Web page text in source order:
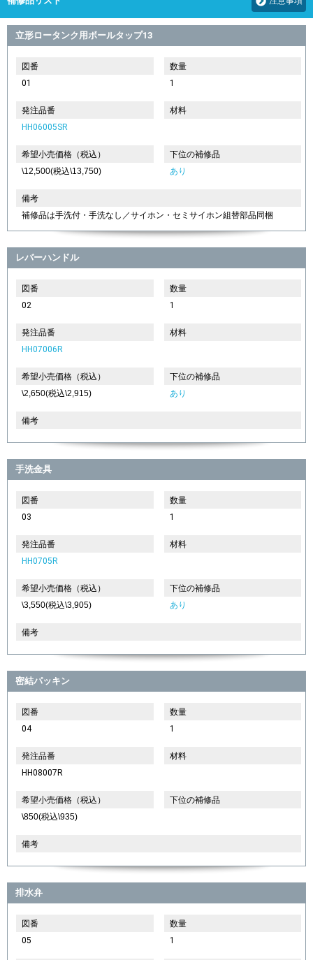
立形ロータンク用ボールタップ13
図番
01
数量
1
発注品番
HH06005SR
材料
希望小売価格（税込）
\12,500(税込\13,750)
下位の補修品
あり
備考
補修品は手洗付・手洗なし／サイホン・セミサイホン組替部品同梱
レバーハンドル
図番
02
数量
1
発注品番
HH07006R
材料
希望小売価格（税込）
\2,650(税込\2,915)
下位の補修品
あり
備考
手洗金具
図番
03
数量
1
発注品番
HH0705R
材料
希望小売価格（税込）
\3,550(税込\3,905)
下位の補修品
あり
備考
密結パッキン
図番
04
数量
1
発注品番
HH08007R
材料
希望小売価格（税込）
\850(税込\935)
下位の補修品
備考
排水弁
図番
05
数量
1